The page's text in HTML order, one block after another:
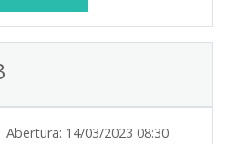
Abertura: 14/03/2023 08:30